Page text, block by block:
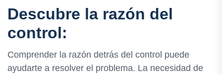
Descubre la razón del
control:
Comprender la razón detrás del control puede
ayudarte a resolver el problema. La necesidad de